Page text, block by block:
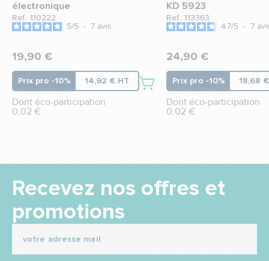
électronique
Ref.: 110222
5/5 - 7 avis
19,90 €
Prix pro -10% 14,92 € HT
Dont éco-participation
0,02 €
KD 5923
Ref.: 113363
4.7/5 - 7
24,90 €
Prix pro -10% 18,68
Dont éco-participation
0,02 €
Recevez nos offres et
promotions